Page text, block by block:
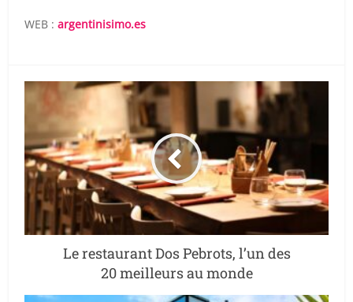
WEB :argentinisimo.es
Le restaurant Dos Pebrots, l’un des
20 meilleurs au monde